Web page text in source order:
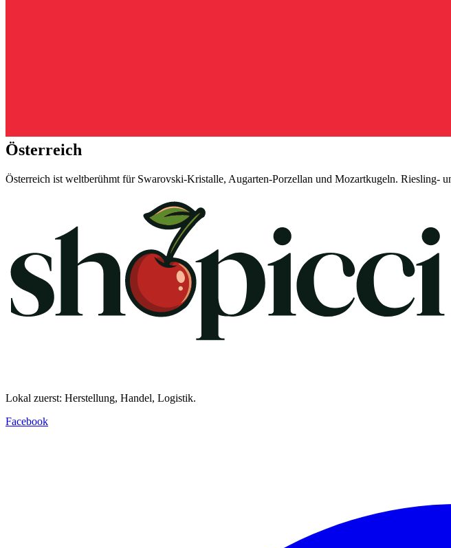
Österreich
Österreich ist weltberühmt für Swarovski-Kristalle, Augarten-Porzellan und Mozartkugeln. Riesling-
Lokal zuerst: Herstellung, Handel, Logistik.
Facebook